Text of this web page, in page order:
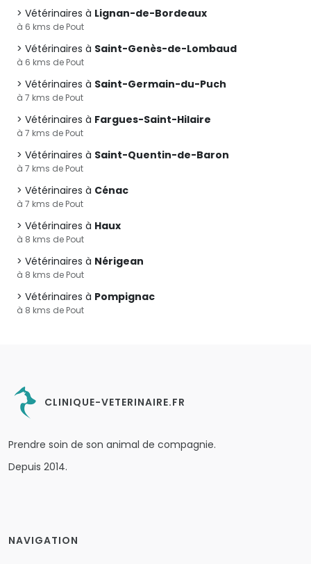
Vétérinaires à Lignan-de-Bordeaux
à 6 kms de Pout
Vétérinaires à Saint-Genès-de-Lombaud
à 6 kms de Pout
Vétérinaires à Saint-Germain-du-Puch
à 7 kms de Pout
Vétérinaires à Fargues-Saint-Hilaire
à 7 kms de Pout
Vétérinaires à Saint-Quentin-de-Baron
à 7 kms de Pout
Vétérinaires à Cénac
à 7 kms de Pout
Vétérinaires à Haux
à 8 kms de Pout
Vétérinaires à Nérigean
à 8 kms de Pout
Vétérinaires à Pompignac
à 8 kms de Pout
CLINIQUE-VETERINAIRE.FR
Prendre soin de son animal de compagnie.
Depuis 2014.
NAVIGATION